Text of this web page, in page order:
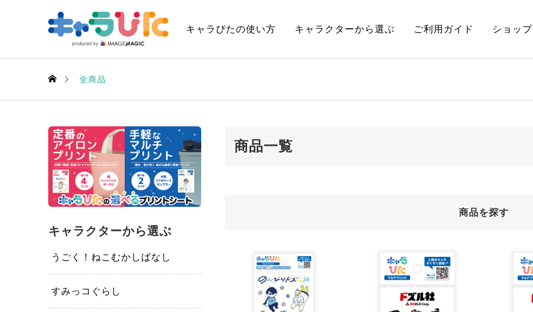
キャラぴたの使い方 キャラクターから選ぶ ご利用ガイド ショップ
全商品
商品一覧
商品を探す
キャラクターから探す
キャラクターから選ぶ
うごく！ねこむかしばなし
すみっコぐらし